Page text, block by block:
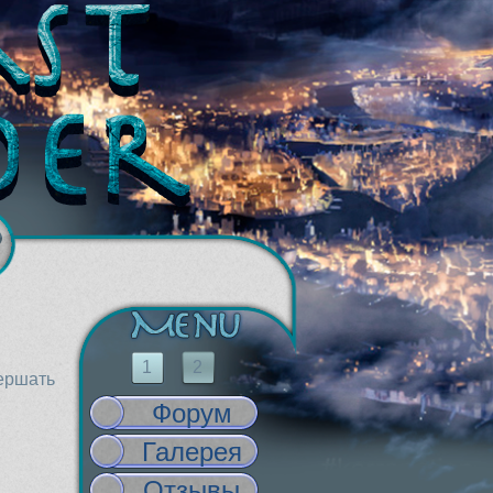
1 2
Форум
Галерея